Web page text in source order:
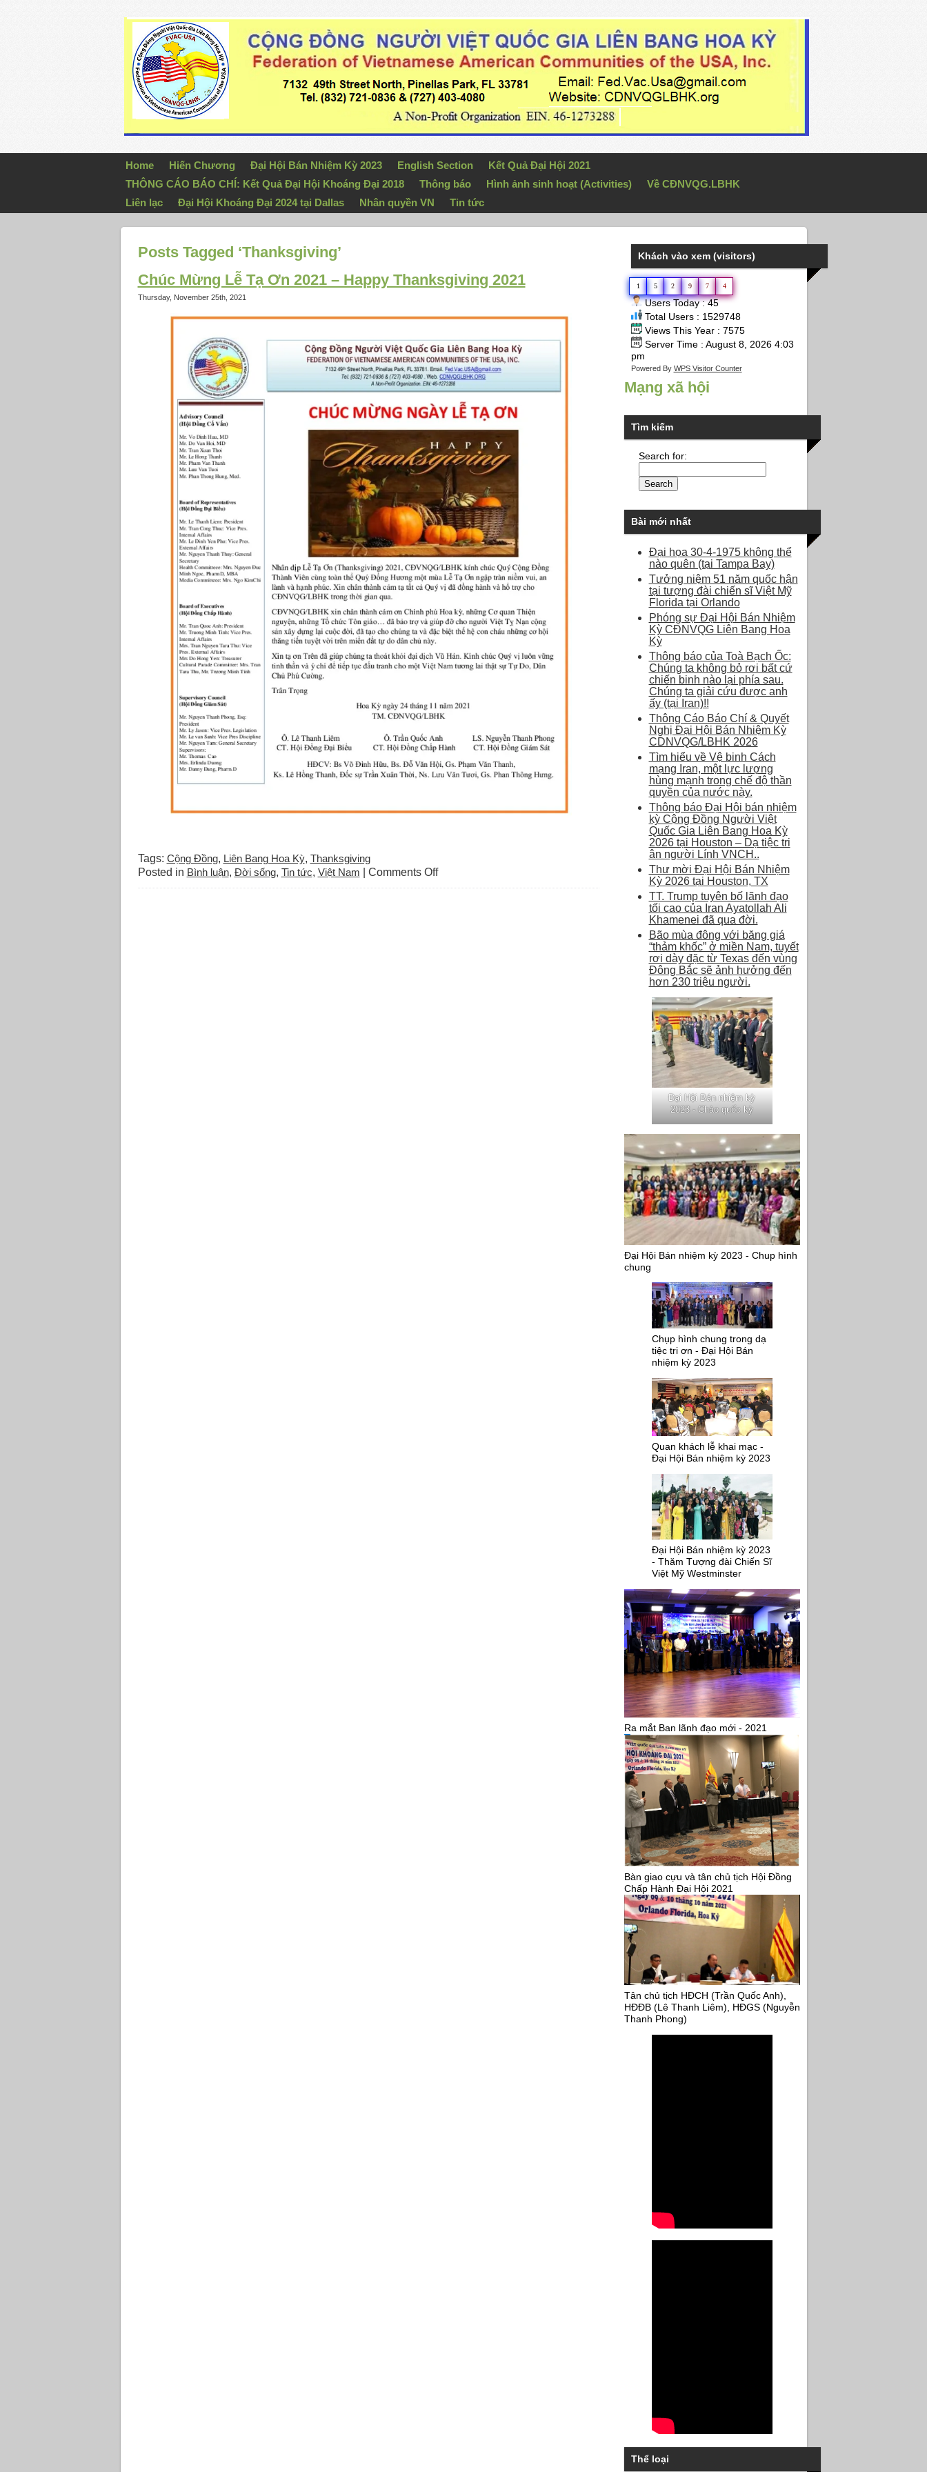
Home Hiến Chương Đại Hội Bán Nhiệm Kỳ 2023 English Section
Kết Quả Đại Hội 2021
THÔNG CÁO BÁO CHÍ: Kết Quả Đại Hội Khoáng Đại 2018
Thông báo Hình ảnh sinh hoạt (Activities)
Về CĐNVQG.LBHK
Liên lạc
Đại Hội Khoáng Đại 2024 tại Dallas Nhân quyền VN Tin tức
Posts Tagged ‘Thanksgiving’
Chúc Mừng Lễ Tạ Ơn 2021 – Happy Thanksgiving 2021
Thursday, November 25th, 2021
Tags: Cộng Đồng, Liên Bang Hoa Kỳ, Thanksgiving
Posted in Bình luận, Đời sống, Tin tức, Việt Nam Comments Offon
Chúc
Khách vào xem (visitors)
1 5 2 9 7 4
Users Today : 45
Total Users : 1529748
Views This Year : 7575
Server Time : August 8, 2026 4:03
pm
Powered By WPS Visitor Counter
Mạng xã hội
Tìm kiếm
Search for:
Bài mới nhất
Đại họa 30-4-1975 không thể
nào quên (tại Tampa Bay)
Tưởng niệm 51 năm quốc hận
tại tượng đài chiến sĩ Việt Mỹ
Florida tại Orlando
Phóng sự Đại Hội Bán Nhiệm
Kỳ CĐNVQG Liên Bang Hoa
Kỳ
Thông báo của Toà Bạch Ốc:
Chúng ta không bỏ rơi bất cứ
chiến binh nào lại phía sau.
Chúng ta giải cứu được anh
ấy (tại Iran)!!
Thông Cáo Báo Chí & Quyết
Nghị Đại Hội Bán Nhiệm Kỳ
CDNVQG/LBHK 2026
Tìm hiểu về Vệ binh Cách
mạng Iran, một lực lượng
hùng mạnh trong chế độ thần
quyền của nước này.
Thông báo Đại Hội bán nhiệm
kỳ Cộng Đồng Người Việt
Quốc Gia Liên Bang Hoa Kỳ
2026 tại Houston – Dạ tiệc tri
ân người Lính VNCH..
Thư mời Đại Hội Bán Nhiệm
Kỳ 2026 tại Houston, TX
TT. Trump tuyên bố lãnh đạo
tối cao của Iran Ayatollah Ali
Khamenei đã qua đời.
Bão mùa đông với băng giá
“thảm khốc” ở miền Nam, tuyết
rơi dày đặc từ Texas đến vùng
Đông Bắc sẽ ảnh hưởng đến
hơn 230 triệu người.
Đại Hội Bán nhiệm kỳ
2023 - Chào quốc kỳ
Đại Hội Bán nhiệm kỳ 2023 - Chup hình
chung
Chụp hình chung trong dạ
tiệc tri ơn - Đại Hội Bán
nhiệm kỳ 2023
Quan khách lễ khai mạc -
Đại Hội Bán nhiệm kỳ 2023
Đại Hội Bán nhiệm kỳ 2023
- Thăm Tượng đài Chiến Sĩ
Việt Mỹ Westminster
Ra mắt Ban lãnh đạo mới - 2021
Bàn giao cựu và tân chủ tịch Hội Đồng
Chấp Hành Đại Hội 2021
Tân chủ tịch HĐCH (Trần Quốc Anh),
HĐĐB (Lê Thanh Liêm), HĐGS (Nguyễn
Thanh Phong)
Thể loại